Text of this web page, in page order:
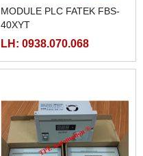
MODULE PLC FATEK FBS-
40XYT
LH: 0938.070.068